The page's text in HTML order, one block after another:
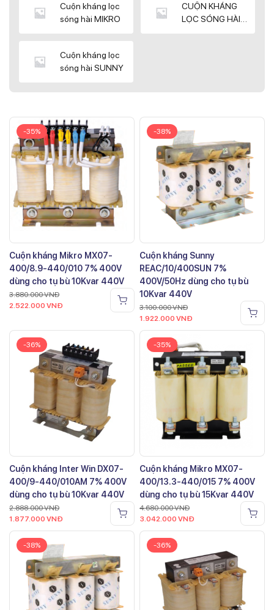
Cuộn kháng lọc
sóng hài MIKRO
CUỘN KHÁNG
LỌC SÓNG HÀI
Cuộn kháng lọc
sóng hài SUNNY
-35%
Cuộn kháng Mikro MX07-
400/8.9-440/010 7% 400V
dùng cho tụ bù 10Kvar 440V
3.880.000VNĐ
2.522.000 VNĐ
-38%
Cuộn kháng Sunny
REAC/10/400SUN 7%
400V/50Hz dùng cho tụ bù
10Kvar 440V
3.100.000VNĐ
1.922.000 VNĐ
-36%
Cuộn kháng Inter Win DX07-
400/9-440/010AM 7% 400V
dùng cho tụ bù 10Kvar 440V
2.888.000VNĐ
1.877.000 VNĐ
-35%
Cuộn kháng Mikro MX07-
400/13.3-440/015 7% 400V
dùng cho tụ bù 15Kvar 440V
4.680.000VNĐ
3.042.000 VNĐ
-38% -36%